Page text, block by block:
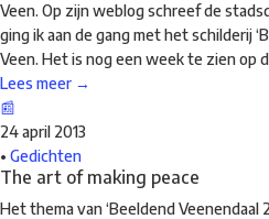
Veen. Op zijn weblog schreef de
ging ik aan de gang met het schilderij
Veen. Het is nog een week te zien op
Lees meer →
📰
24 april 2013
• Gedichten
The art of making peace
Het thema van ‘Beeldend Veenendaal